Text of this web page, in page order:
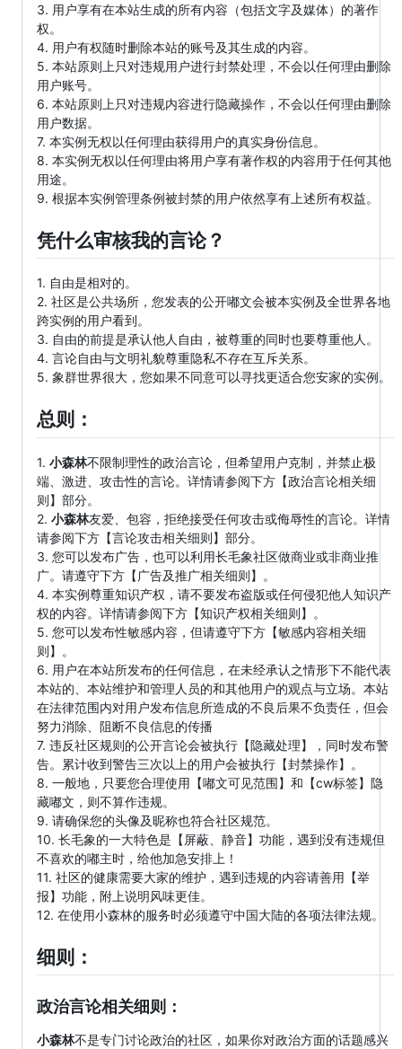
3. 用户享有在本站生成的所有内容（包括文字及媒体）的著作
权。
4. 用户有权随时删除本站的账号及其生成的内容。
5. 本站原则上只对违规用户进行封禁处理，不会以任何理由删除
用户账号。
6. 本站原则上只对违规内容进行隐藏操作，不会以任何理由删除
用户数据。
7. 本实例无权以任何理由获得用户的真实身份信息。
8. 本实例无权以任何理由将用户享有著作权的内容用于任何其他
用途。
9. 根据本实例管理条例被封禁的用户依然享有上述所有权益。
凭什么审核我的言论？
1. 自由是相对的。
2. 社区是公共场所，您发表的公开嘟文会被本实例及全世界各地
跨实例的用户看到。
3. 自由的前提是承认他人自由，被尊重的同时也要尊重他人。
4. 言论自由与文明礼貌尊重隐私不存在互斥关系。
5. 象群世界很大，您如果不同意可以寻找更适合您安家的实例。
总则：
1. 小森林不限制理性的政治言论，但希望用户克制，并禁止极
端、激进、攻击性的言论。详情请参阅下方【政治言论相关细
则】部分。
2. 小森林友爱、包容，拒绝接受任何攻击或侮辱性的言论。详情
请参阅下方【言论攻击相关细则】部分。
3. 您可以发布广告，也可以利用长毛象社区做商业或非商业推
广。请遵守下方【广告及推广相关细则】。
4. 本实例尊重知识产权，请不要发布盗版或任何侵犯他人知识产
权的内容。详情请参阅下方【知识产权相关细则】。
5. 您可以发布性敏感内容，但请遵守下方【敏感内容相关细
则】。
6. 用户在本站所发布的任何信息，在未经承认之情形下不能代表
本站的、本站维护和管理人员的和其他用户的观点与立场。本站
在法律范围内对用户发布信息所造成的不良后果不负责任，但会
努力消除、阻断不良信息的传播
7. 违反社区规则的公开言论会被执行【隐藏处理】，同时发布警
告。累计收到警告三次以上的用户会被执行【封禁操作】。
8. 一般地，只要您合理使用【嘟文可见范围】和【cw标签】隐
藏嘟文，则不算作违规。
9. 请确保您的头像及昵称也符合社区规范。
10. 长毛象的一大特色是【屏蔽、静音】功能，遇到没有违规但
不喜欢的嘟主时，给他加急安排上！
11. 社区的健康需要大家的维护，遇到违规的内容请善用【举
报】功能，附上说明风味更佳。
12. 在使用小森林的服务时必须遵守中国大陆的各项法律法规。
细则：
政治言论相关细则：
小森林不是专门讨论政治的社区，如果你对政治方面的话题感兴